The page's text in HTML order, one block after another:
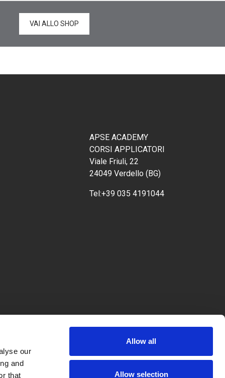
our
and
that
Allow all
Allow selection
VAI ALLO SHOP
APSE ACADEMY
CORSI APPLICATORI
Viale Friuli, 22
24049 Verdello (BG)
Tel:+39 035 4191044